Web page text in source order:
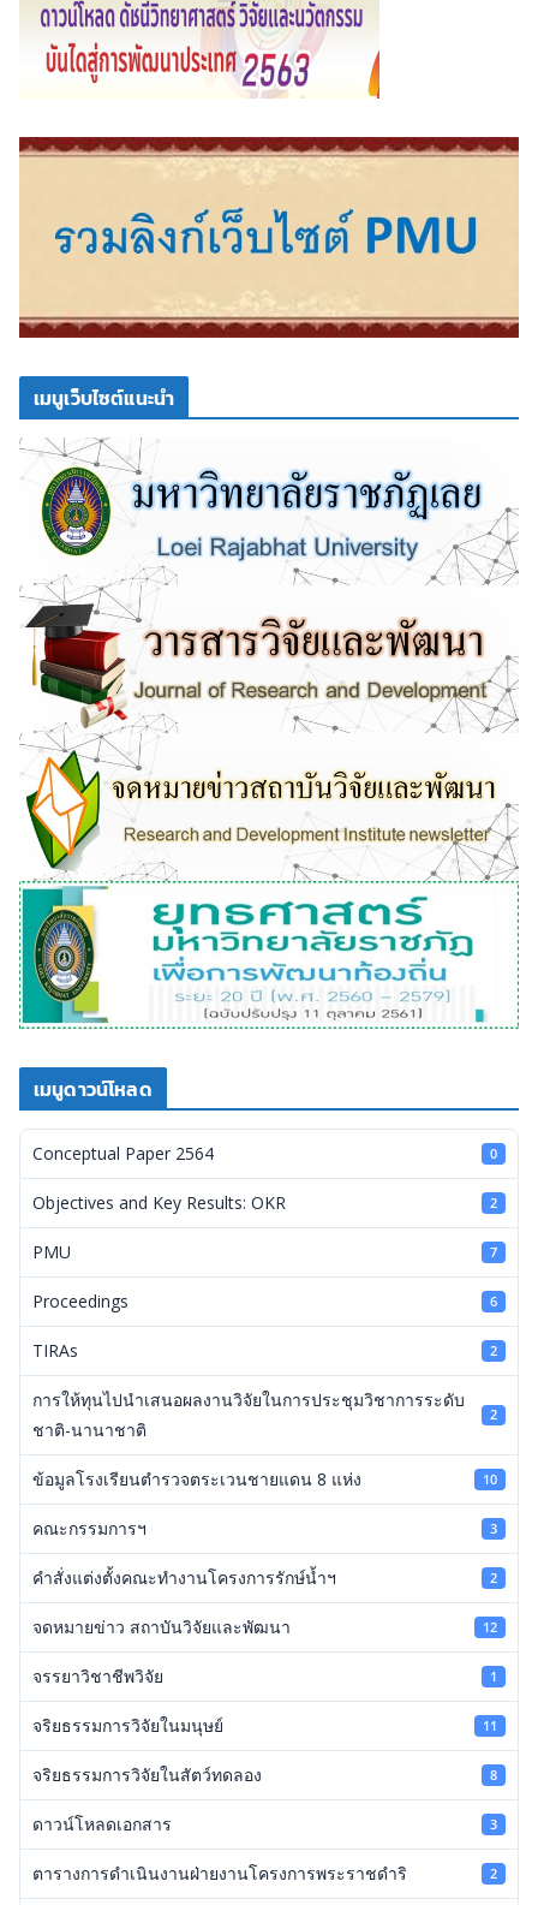
เมนูเว็บไซต์แนะนำ
เมนูดาวน์โหลด
Conceptual Paper 2564 0
Objectives and Key Results: OKR 2
PMU 7
Proceedings 6
TIRAs 2
การให้ทุนไปนำเสนอผลงานวิจัยในการประชุมวิชาการระดับ
ชาติ-นานาชาติ
2
ข้อมูลโรงเรียนตำรวจตระเวนชายแดน 8 แห่ง 10
คณะกรรมการฯ 3
คำสั่งแต่งตั้งคณะทำงานโครงการรักษ์น้ำฯ 2
จดหมายข่าว สถาบันวิจัยและพัฒนา 12
จรรยาวิชาชีพวิจัย 1
จริยธรรมการวิจัยในมนุษย์ 11
จริยธรรมการวิจัยในสัตว์ทดลอง 8
ดาวน์โหลดเอกสาร 3
ตารางการดำเนินงานฝ่ายงานโครงการพระราชดำริ 2